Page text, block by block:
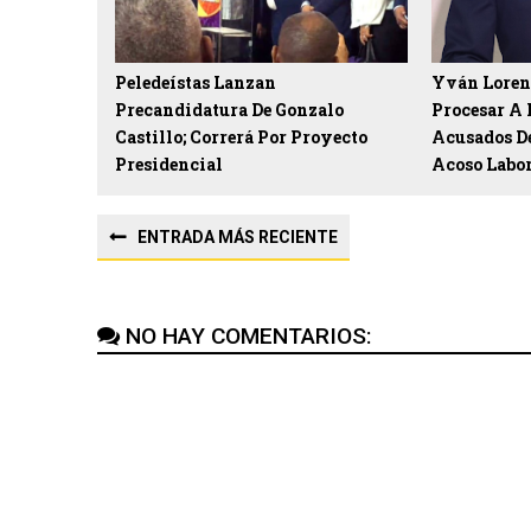
Peledeístas Lanzan
Precandidatura De Gonzalo
Castillo; Correrá Por Proyecto
Presidencial
Yván
Procesar
Acusados
Acoso
ENTRADA MÁS RECIENTE
NO HAY COMENTARIOS: